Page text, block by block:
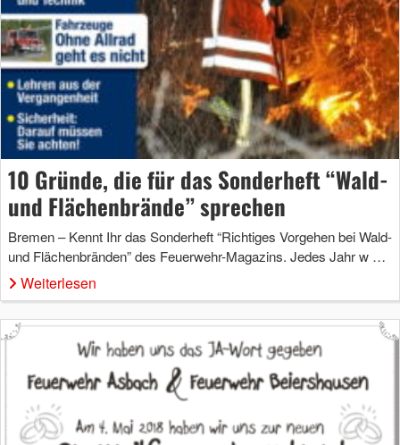
10 Gründe, die für das Sonderheft “Wald-
und Flächenbrände” sprechen
Bremen – Kennt Ihr das Sonderheft “Richtiges Vorgehen bei Wald-
und Flächenbränden” des Feuerwehr-Magazins. Jedes Jahr w …
Weiterlesen